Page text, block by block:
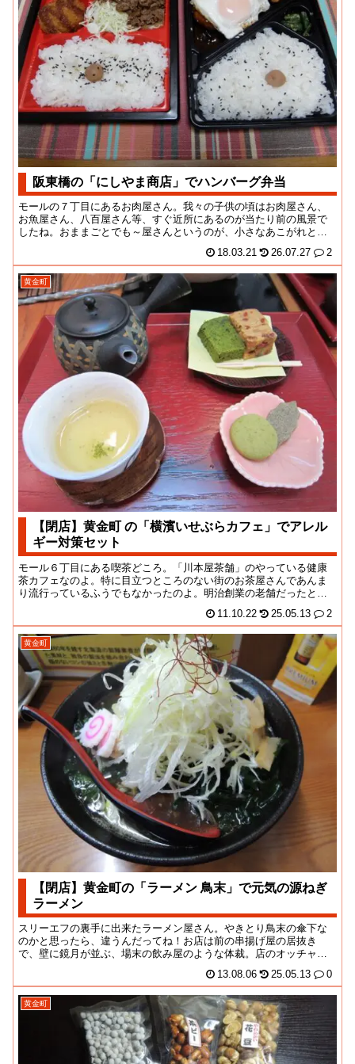
阪東橋の「にしやま商店」でハンバーグ弁当
モールの７丁目にあるお肉屋さん。我々の子供の頃はお肉屋さん、
お魚屋さん、八百屋さん等、すぐ近所にあるのが当たり前の風景で
したね。おままごとでも～屋さんというのが、小さなあこがれと共
18.03.21 26.07.27 2
黄金町
【閉店】黄金町 の「横濱いせぶらカフェ」でアレル
ギー対策セット
モール６丁目にある喫茶どころ。「川本屋茶舗」のやっている健康
茶カフェなのよ。特に目立つところのない街のお茶屋さんであんま
り流行っているふうでもなかったのよ。明治創業の老舗だったとは
11.10.22 25.05.13 2
黄金町
【閉店】黄金町の「ラーメン 鳥末」で元気の源ねぎ
ラーメン
スリーエフの裏手に出来たラーメン屋さん。やきとり鳥末の傘下な
のかと思ったら、違うんだってね！お店は前の串揚げ屋の居抜き
で、壁に鏡月が並ぶ、場末の飲み屋のような体裁。店のオッチャン
13.08.06 25.05.13 0
黄金町